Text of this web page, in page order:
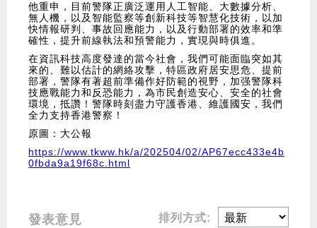
他重申，目前警隊正廣泛運用人工智能、大數據分析、
無人機，以及智能監察等創新科技等智慧化技術，以加
快情報研判、事故回應能力，以及行動部署的效率和準
確性，提升前線執法和預警能力，實現與時俱進。
在資訊科技高度發達的當今社會，我們可能面臨突如其
來的、難以估計的網絡攻擊，特區政府居安思危、提前
部署，警隊有著超前準備作好防範的視野，加强警隊科
技應戰能力和反恐能力，為市民創造安心、安全的社會
環境，抵讚！警隊時刻盡力守護香港、維護國安，我們
全力支持香港警察！
原圖：大公報
https://www.tkww.hk/a/202504/02/AP67ecc433e4b
0fbda9a19f68c.html
發表意見 排列方式: